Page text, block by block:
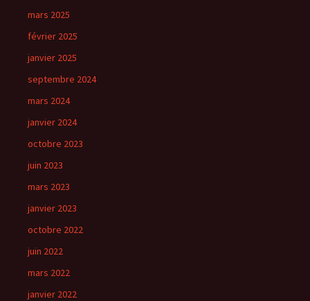
mars 2025
février 2025
janvier 2025
septembre 2024
mars 2024
janvier 2024
octobre 2023
juin 2023
mars 2023
janvier 2023
octobre 2022
juin 2022
mars 2022
janvier 2022